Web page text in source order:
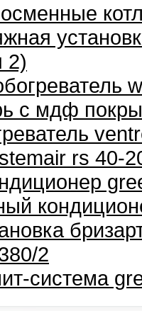
2)
с мдф
rs 40-
2
система